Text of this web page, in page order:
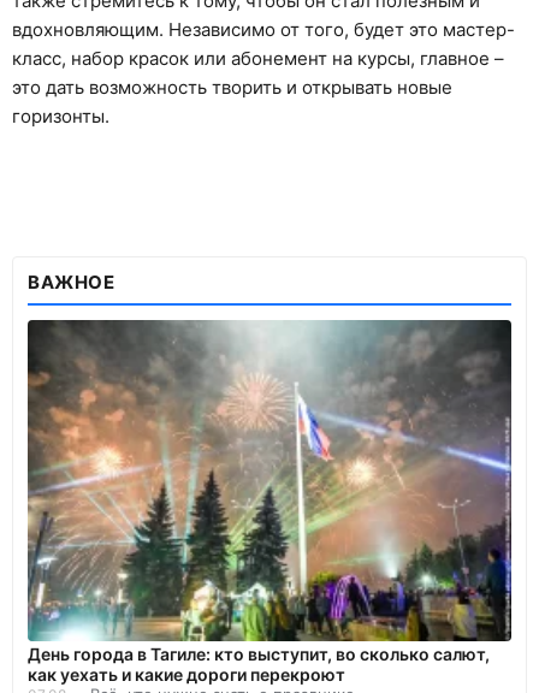
вдохновляющим. Независимо от того, будет это мастер-
класс, набор красок или абонемент на курсы, главное –
это дать возможность творить и открывать новые
горизонты.
ВАЖНОЕ
День города в Тагиле: кто выступит, во сколько салют,
как уехать и какие дороги перекроют